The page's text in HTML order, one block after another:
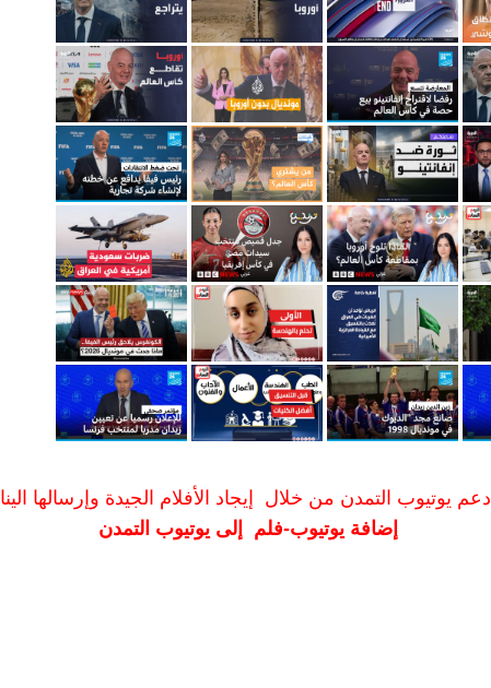
ادعم يوتيوب التمدن من خلال إيجاد الأفلام الجيدة وإرسالها الينا
إضافة يوتيوب-فلم إلى يوتيوب التمدن